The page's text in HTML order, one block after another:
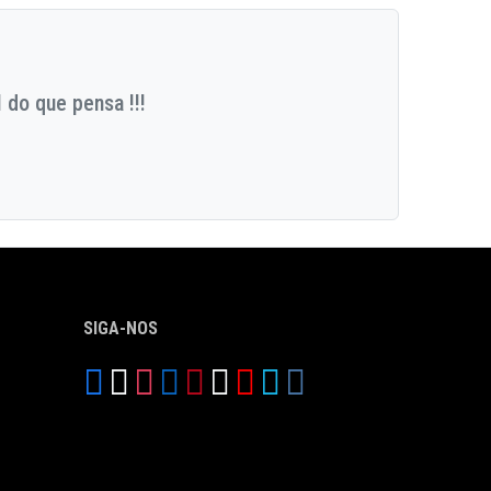
que pensa !!!
SIGA-NOS